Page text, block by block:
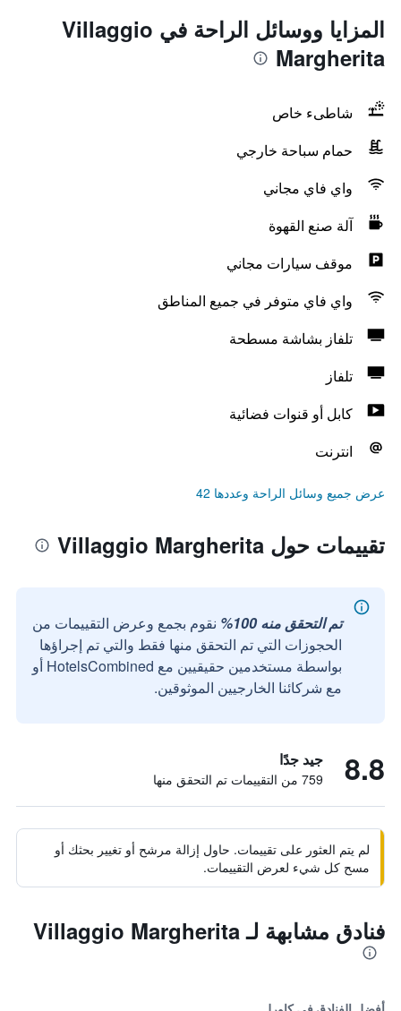
المزايا ووسائل الراحة في Villaggio
Margherita
شاطىء خاص
حمام سباحة خارجي
واي فاي مجاني
آلة صنع القهوة
موقف سيارات مجاني
واي فاي متوفر في جميع المناطق
تلفاز بشاشة مسطحة
تلفاز
كابل أو قنوات فضائية
انترنت
عرض جميع وسائل الراحة وعددها 42
تقييمات حول Villaggio Margherita
تم التحقق منه 100%
نقوم بجمع وعرض التقييمات من
الحجوزات التي تم التحقق منها فقط والتي تم إجراؤها
بواسطة مستخدمين حقيقيين مع HotelsCombined أو
مع شركائنا الخارجيين الموثوقين.
8.8 جيد جدًا
759 من التقييمات تم التحقق منها
لم يتم العثور على تقييمات. حاول إزالة مرشح أو تغيير بحثك أو
مسح كل شيء لعرض التقييمات.
فنادق مشابهة لـ Villaggio Margherita